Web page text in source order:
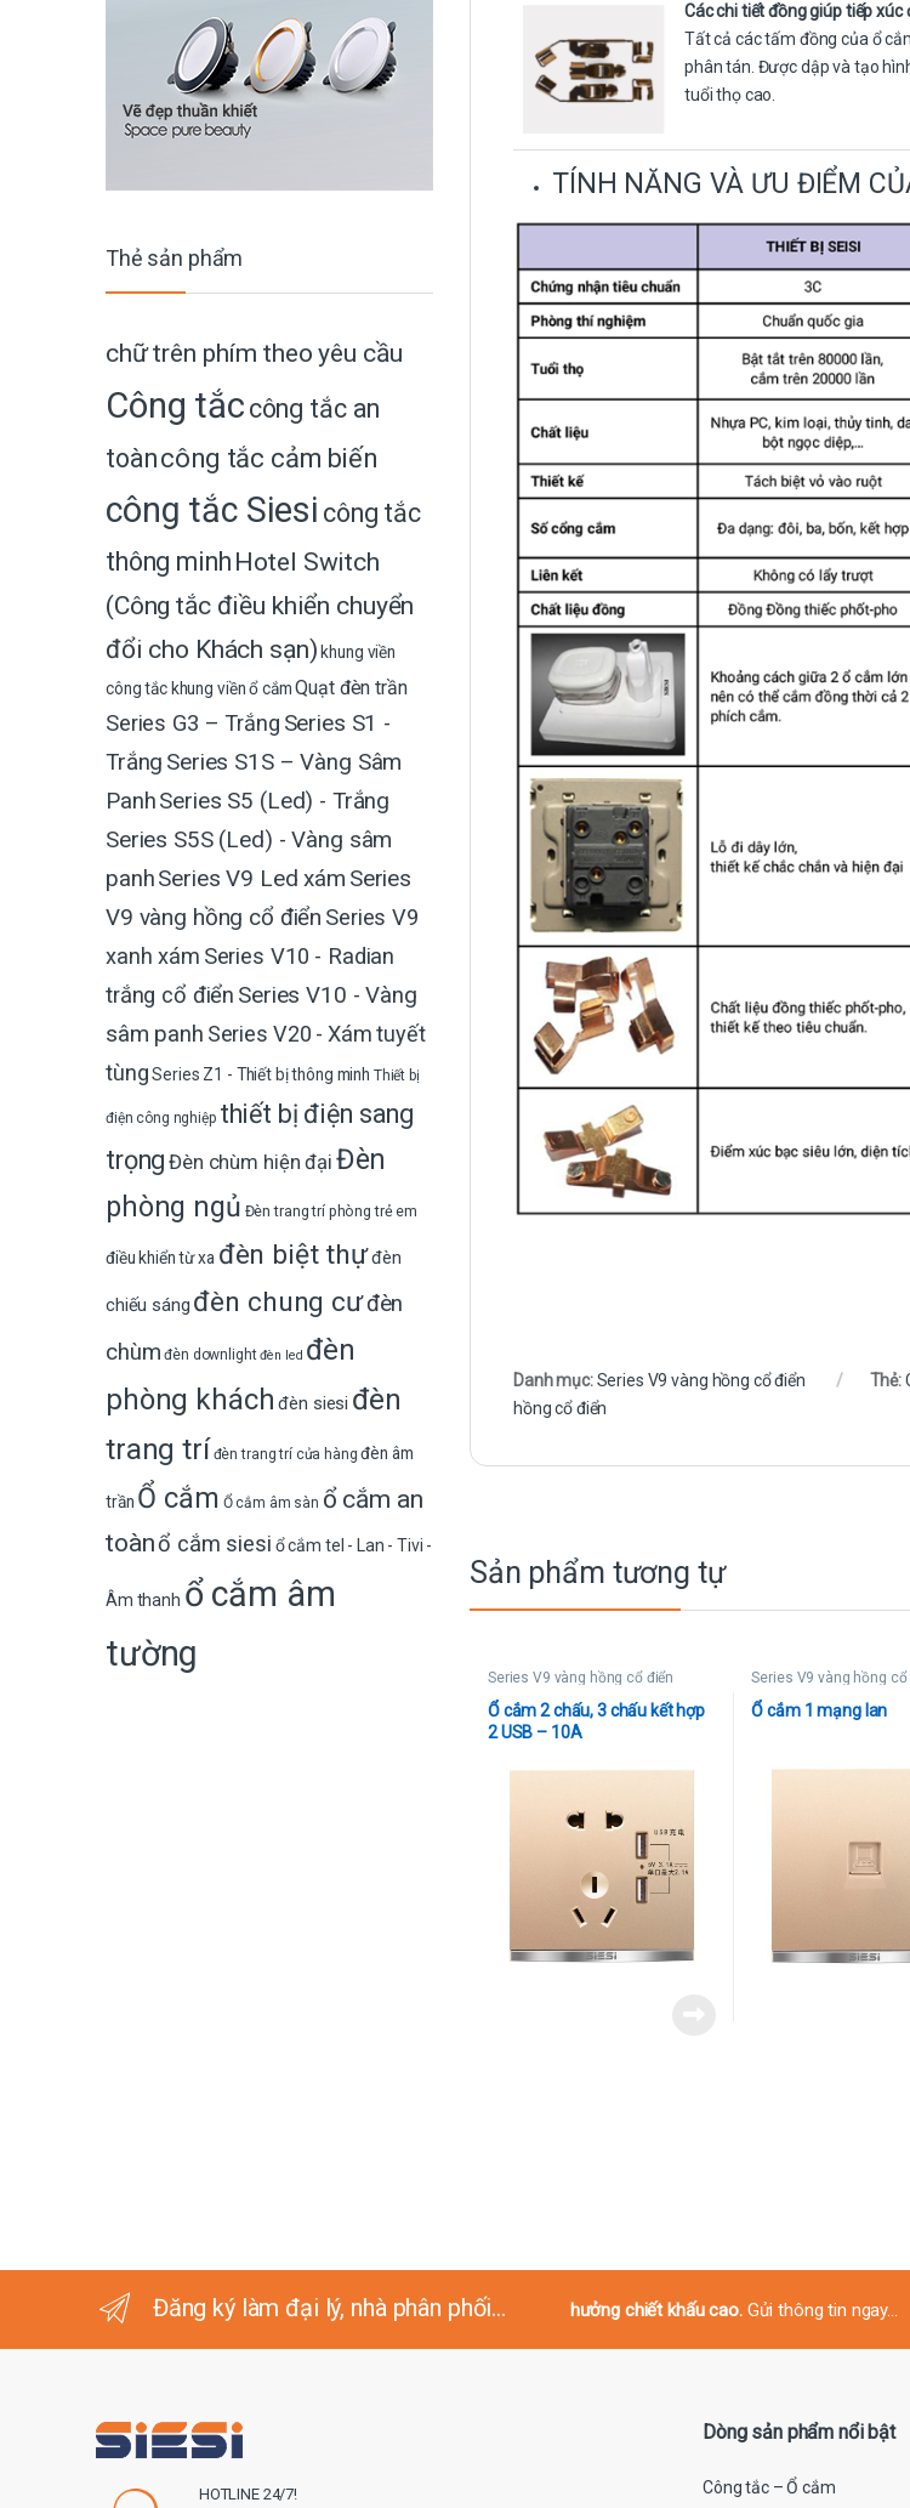
Các chi tiết đồng giúp tiếp xúc
Tất cả các tấm đồng của ổ
phân tán. Được dập và tạo
tuổi thọ cao.
TÍNH NĂNG VÀ ƯU ĐIỂM
Danh mục:Series V9 vàng hồng cổ điển Thẻ:
hồng cổ điển
Sản phẩm tương tự
Series V9 vàng hồng cổ điển
Ổ cắm 2 chấu, 3 chấu kết hợp
2 USB – 10A
Series V9 vàng hồng cổ
Ổ cắm 1 mạng lan
Thẻ sản phẩm
chữ trên phím theo yêu cầu
Công tắc công tắc an
toàncông tắc cảm biến
công tắc Siesi công tắc
thông minh Hotel Switch
(Công tắc điều khiển chuyển
đổi cho Khách sạn) khung viền
công tắc khung viền ổ cắm Quạt đèn trần
Series G3 – Trắng Series S1 -
Trắng Series S1S – Vàng Sâm
PanhSeries S5 (Led) - Trắng
Series S5S (Led) - Vàng sâm
panhSeries V9 Led xám Series
V9 vàng hồng cổ điển Series V9
xanh xám Series V10 - Radian
trắng cổ điển Series V10 - Vàng
sâm panh Series V20 - Xám tuyết
tùng Series Z1 - Thiết bị thông minh Thiết bị
điện công nghiệp thiết bị điện sang
trọng Đèn chùm hiện đại Đèn
phòng ngủ Đèn trang trí phòng trẻ em
điều khiển từ xa đèn biệt thựđèn
chiếu sáng đèn chung cưđèn
chùm đèn downlight đèn led đèn
phòng khách đèn siesi đèn
trang trí đèn trang trí cửa hàng đèn âm
trần Ổ cắm Ổ cắm âm sàn ổ cắm an
toànổ cắm siesi ổ cắm tel - Lan - Tivi -
Âm thanh ổ cắm âm
tường
Đăng ký làm đại lý, nhà phân phối... hưởng chiết khấu cao. Gửi thông tin ngay...
HOTLINE 24/7!
Dòng sản phẩm nổi bật
Công tắc – Ổ cắm